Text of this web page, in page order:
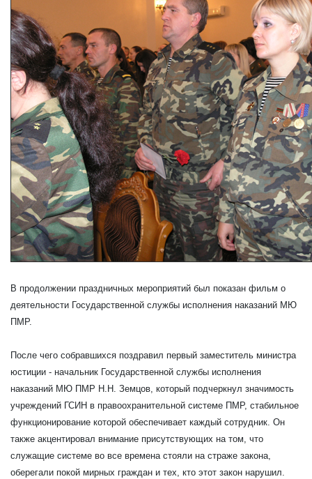
В продолжении праздничных мероприятий был показан фильм о
деятельности Государственной службы исполнения наказаний МЮ
ПМР.
После чего собравшихся поздравил первый заместитель министра
юстиции - начальник Государственной службы исполнения
наказаний МЮ ПМР Н.Н. Земцов, который подчеркнул значимость
учреждений ГСИН в правоохранительной системе ПМР, стабильное
функционирование которой обеспечивает каждый сотрудник. Он
также акцентировал внимание присутствующих на том, что
служащие системе во все времена стояли на страже закона,
оберегали покой мирных граждан и тех, кто этот закон нарушил.